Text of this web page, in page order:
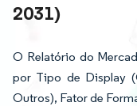
2031)
O Relatório do
por Tipo de Display
Outros), Fator de